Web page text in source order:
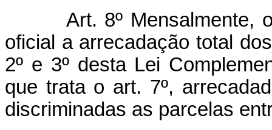
Art. 8º Mensalmente,
oficial a arrecadação total
2º e 3º desta Lei
que trata o art. 7º,
discriminadas as parcelas